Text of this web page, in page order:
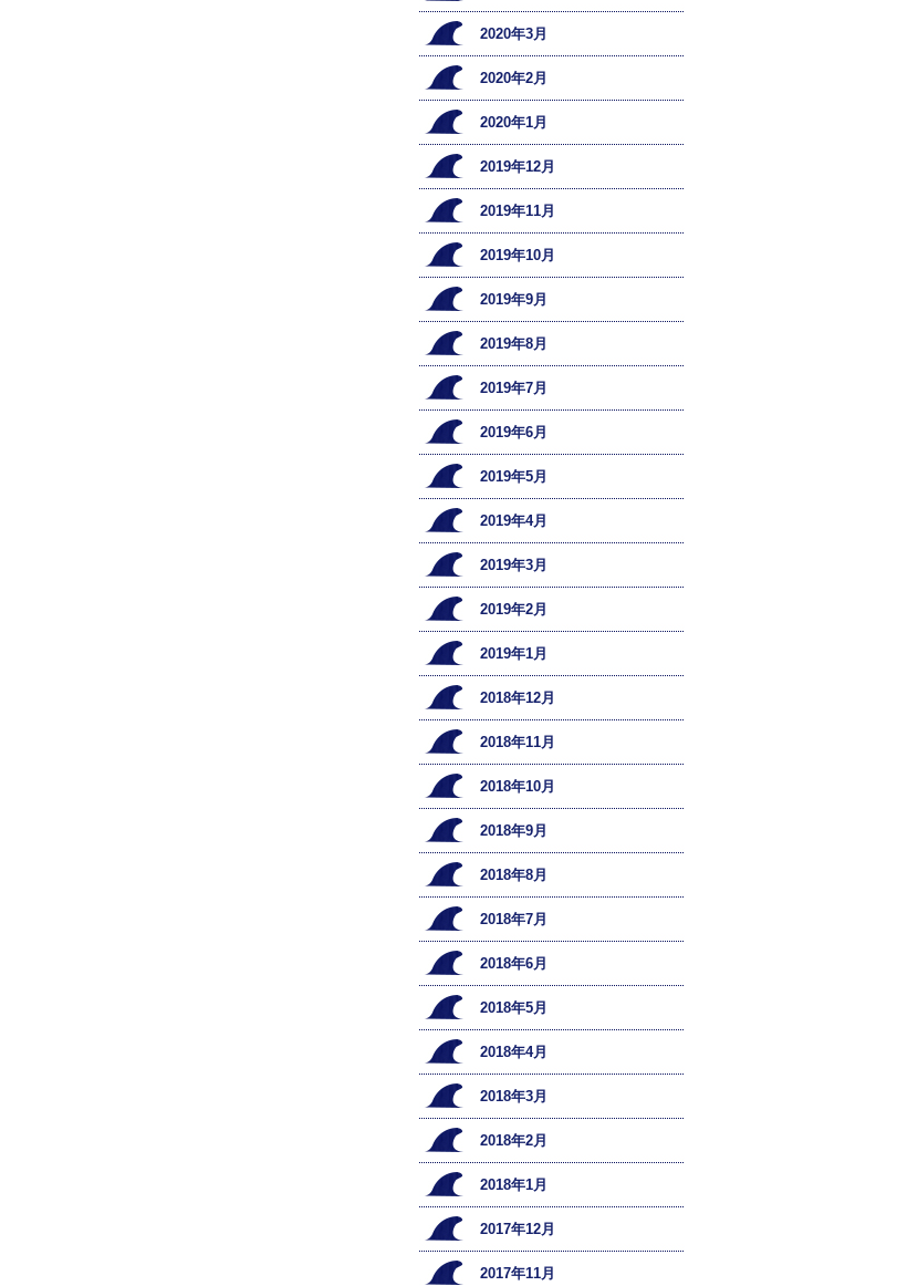
2020年3月
2020年2月
2020年1月
2019年12月
2019年11月
2019年10月
2019年9月
2019年8月
2019年7月
2019年6月
2019年5月
2019年4月
2019年3月
2019年2月
2019年1月
2018年12月
2018年11月
2018年10月
2018年9月
2018年8月
2018年7月
2018年6月
2018年5月
2018年4月
2018年3月
2018年2月
2018年1月
2017年12月
2017年11月